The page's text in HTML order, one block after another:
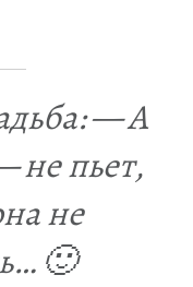
— А
не пьет,
не
🙂